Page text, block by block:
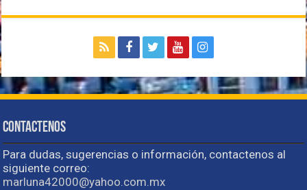
Contactenos
Para dudas, sugerencias o información, contactenos al
siguiente correo:
marluna42000@yahoo.com.mx